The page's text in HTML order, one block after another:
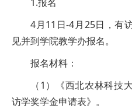
4月11日-4月25日，有
见并到学院教学办报名。
报名材料：
（1）《西北农林科技
访学奖学金申请表》。